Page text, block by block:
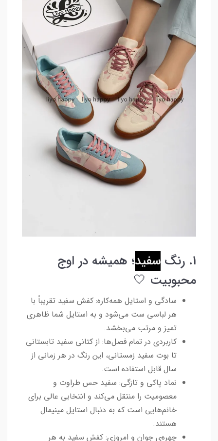
۱. رنگ سفید؛ همیشه در اوج
محبوبیت 🤍
سادگی و استایل همه‌کاره: کفش سفید تقریباً با
هر لباسی ست می‌شود و به استایل شما ظاهری
تمیز و مرتب می‌بخشد.
کاربردی در تمام فصل‌ها: از کتانی سفید تابستانی
تا بوت سفید زمستانی، این رنگ در هر زمانی از
سال قابل استفاده است.
نماد پاکی و تازگی: سفید حس طراوت و
معصومیت را منتقل می‌کند و انتخابی عالی برای
خانم‌هایی است که به دنبال استایل مینیمال
هستند.
چهره‌ی جوان و امروزی: کفش سفید به هر